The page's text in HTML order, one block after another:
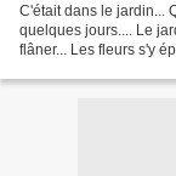
C'était dans le jardin...
quelques jours.... Le
flâner... Les fleurs s'y